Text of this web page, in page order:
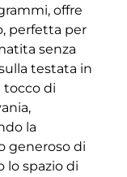
offre
perfetta per
senza
testata in
tocco di
la
generoso di
lo spazio di